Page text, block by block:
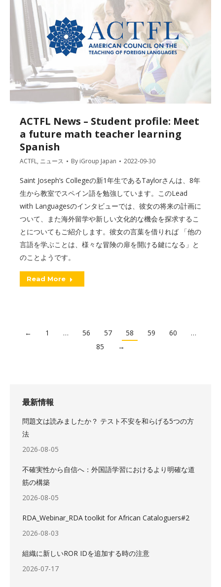
ACTFL News – Student profile: Meet
a future math teacher learning
Spanish
ACTFL, ニュース By iGroup Japan 2022-09-30
Saint Joseph’s Collegeの新1年生であるTaylorさんは、8年
生から教室でスペイン語を勉強しています。このLead
with Languagesのインタビューでは、彼女の将来の計画に
ついて、また海外留学や新しい文化的な機会を探求するこ
とについてもご紹介します。彼女の言葉を借りれば 「他の
言語を学ぶことは、様々な冒険の扉を開ける鍵になる」と
のことようです。
Read More
← 1 … 56 57 58 59 60
…
85
→
最新情報
問題文は読みましたか？ テスト不安を和らげる5つの方
法
2026-08-05
不確実性から自信へ：外国語学習におけるより明確な道
筋の構築
2026-08-05
RDA_Webinar_RDA toolkit for African Cataloguers#2
2026-08-03
組織に新しいROR IDを追加する時の注意
2026-07-17